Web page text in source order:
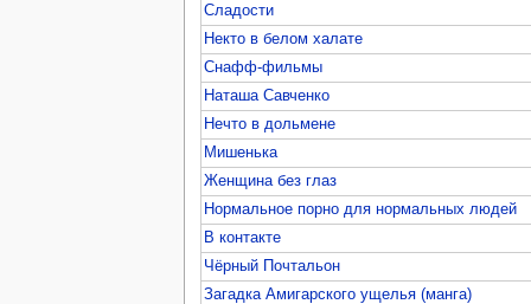
Сладости
Некто в белом халате
Снафф-фильмы
Наташа Савченко
Нечто в дольмене
Мишенька
Женщина без глаз
Нормальное порно для нормальных людей
В контакте
Чёрный Почтальон
Загадка Амигарского ущелья (манга)